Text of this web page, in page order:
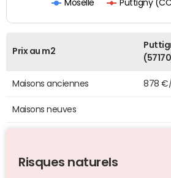
Moselle Puttigny
Prix au m2
Maisons anciennes 878
Maisons neuves
Risques naturels